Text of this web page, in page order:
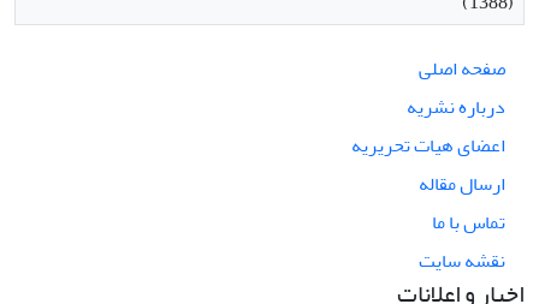
صفحه اصلی
درباره نشریه
اعضای هیات تحریریه
ارسال مقاله
تماس با ما
نقشه سایت
اخبار و اعلانات